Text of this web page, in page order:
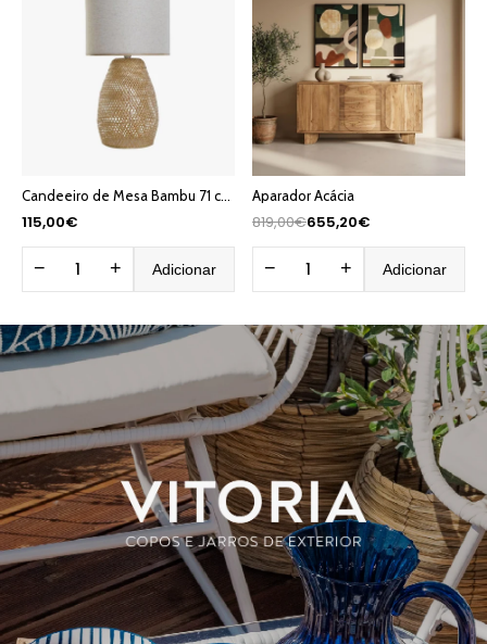
Candeeiro de Mesa Bambu 71 cm PALHA
115,00€
− + Adicionar
Aparador Acácia
819,00€655,20€
− + Adicionar